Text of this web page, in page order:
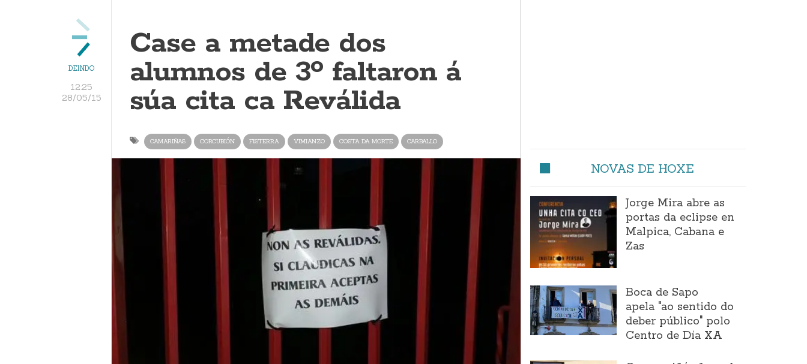
DEINDO
12:25
28/05/15
Case a metade dos
alumnos de 3º faltaron á
súa cita ca Reválida
CAMARIÑAS CORCUBIÓN FISTERRA VIMIANZO COSTA DA MORTE CARBALLO
NOVAS DE HOXE
Jorge Mira abre as
portas da eclipse en
Malpica, Cabana e
Zas
Boca de Sapo
apela "ao sentido do
deber público" polo
Centro de Día XA